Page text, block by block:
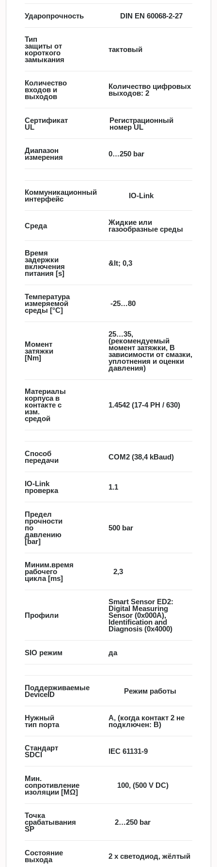
Ударопрочность DIN EN 60068-2-27
Тип
защиты от
короткого
замыкания
тактовый
Количество
входов и
выходов
Количество цифровых
выходов: 2
Сертификат
UL
Регистрационный
номер UL
Диапазон
измерения
0…250 bar
Коммуникационный
интерфейс
IO-Link
Среда
Жидкие или
газообразные среды
Время
задержки
включения
питания [s]
&lt; 0,3
Температура
измеряемой
среды [°C]
-25…80
Момент
затяжки
[Nm]
25…35,
(рекомендуемый
момент затяжки, В
зависимости от смазки,
уплотнения и оценки
давления)
Материалы
корпуса в
контакте с
изм.
средой
1.4542 (17-4 PH / 630)
Способ
передачи
COM2 (38,4 kBaud)
IO-Link
проверка
1.1
Предел
прочности
по
давлению
[bar]
500 bar
Миним.время
рабочего
цикла [ms]
2,3
Профили
Smart Sensor ED2:
Digital Measuring
Sensor (0x000A),
Identification and
Diagnosis (0x4000)
SIO режим да
Поддерживаемые
DeviceID
Режим работы
Нужный
тип порта
A, (когда контакт 2 не
подключен: B)
Стандарт
SDCI
IEC 61131-9
Мин.
сопротивление
изоляции [MΩ]
100, (500 V DC)
Точка
срабатывания
SP
2…250 bar
Состояние
выхода
2 x светодиод, жёлтый